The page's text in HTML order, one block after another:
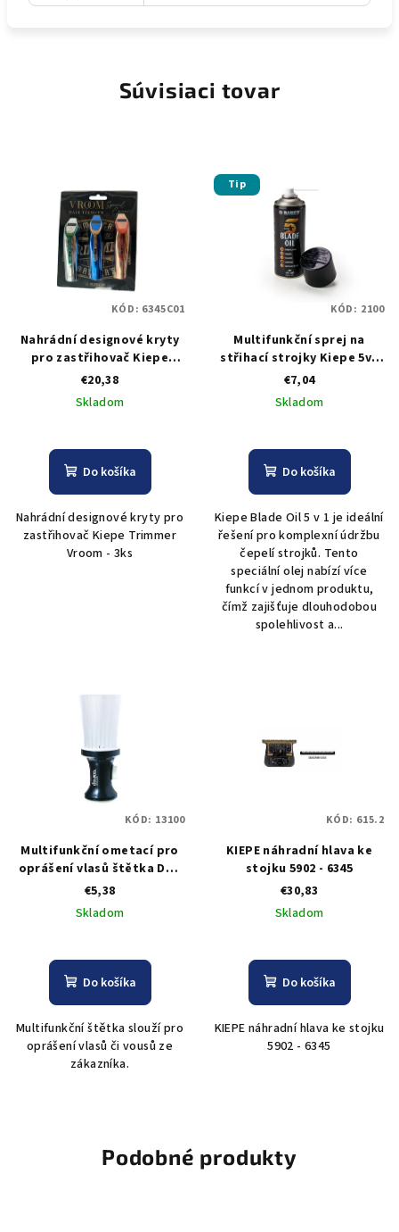
Súvisiaci tovar
Nahrádní designové kryty
pro zastřihovač Kiepe
Trimmer Vroom - 3ks
€20,38
Skladom
Do košíka
Nahrádní designové kryty pro
zastřihovač Kiepe Trimmer
Vroom - 3ks
KÓD: 6345C01
Tip
Multifunkční sprej na
střihací strojky Kiepe 5v1
Blade oil, 400 ml
€7,04
Skladom
Do košíka
Kiepe Blade Oil 5 v 1 je ideální
řešení pro komplexní údržbu
čepelí strojků. Tento
speciální olej nabízí více
funkcí v jednom produktu,
čímž zajišťuje dlouhodobou
spolehlivost a...
KÓD: 2100
Multifunkční ometací pro
oprášení vlasů štětka DNA
Evolution
€5,38
Skladom
Do košíka
Multifunkční štětka slouží pro
oprášení vlasů či vousů ze
zákazníka.
KÓD: 13100
KIEPE náhradní hlava ke
stojku 5902 - 6345
€30,83
Skladom
Do košíka
KIEPE náhradní hlava ke stojku
5902 - 6345
KÓD: 615.2
Podobné produkty